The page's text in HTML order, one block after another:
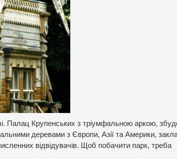
Палац Крупенських з тріумфальною аркою,
деревами з Європи, Азії та Америки,
відвідувачів. Щоб побачити парк, треба